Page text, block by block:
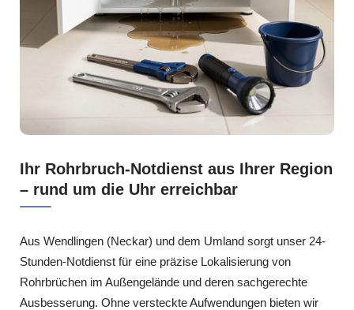
Ihr Rohrbruch-Notdienst aus Ihrer Region
– rund um die Uhr erreichbar
Aus Wendlingen (Neckar) und dem Umland sorgt unser 24-
Stunden-Notdienst für eine präzise Lokalisierung von
Rohrbrüchen im Außengelände und deren sachgerechte
Ausbesserung. Ohne versteckte Aufwendungen bieten wir